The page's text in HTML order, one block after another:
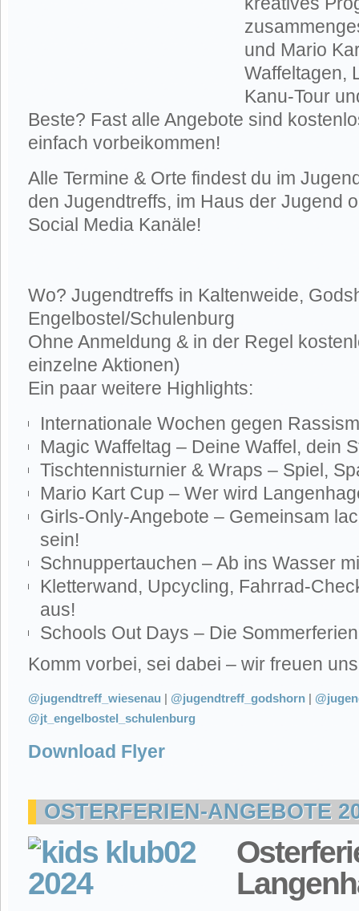
und Mario
Waffeltagen,
Kanu-Tour
Beste? Fast alle Angebote sind
einfach vorbeikommen!
Alle Termine & Orte findest du im
den Jugendtreffs, im Haus der Jugend
Social Media Kanäle!
Wo? Jugendtreffs in Kaltenweide,
Engelbostel/Schulenburg
Ohne Anmeldung & in der Regel
einzelne Aktionen)
Ein paar weitere Highlights:
Internationale Wochen gegen
Magic Waffeltag – Deine Waffel, dein
Tischtennisturnier & Wraps – Spiel,
Mario Kart Cup – Wer wird
Girls-Only-Angebote – Gemeinsam
sein!
Schnuppertauchen – Ab ins Wasser
Kletterwand, Upcycling, Fahrrad-
aus!
Schools Out Days – Die
Komm vorbei, sei dabei – wir freuen
@jugendtreff_wiesenau | @jugendtreff_godshorn |
@jt_engelbostel_schulenburg
Download Flyer
OSTERFERIEN-ANGEBOTE